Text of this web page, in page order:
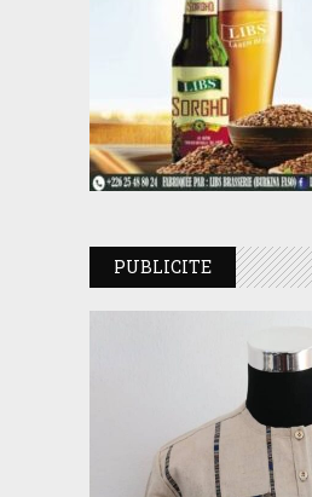
PUBLICITE